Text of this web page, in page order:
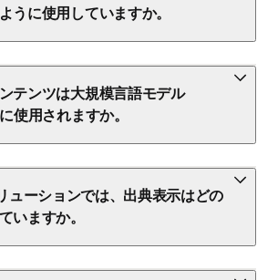
うに使用していますか。
テンツは大規模言語モデル
使用されますか。
ューションでは、出典表示はどの
いますか。